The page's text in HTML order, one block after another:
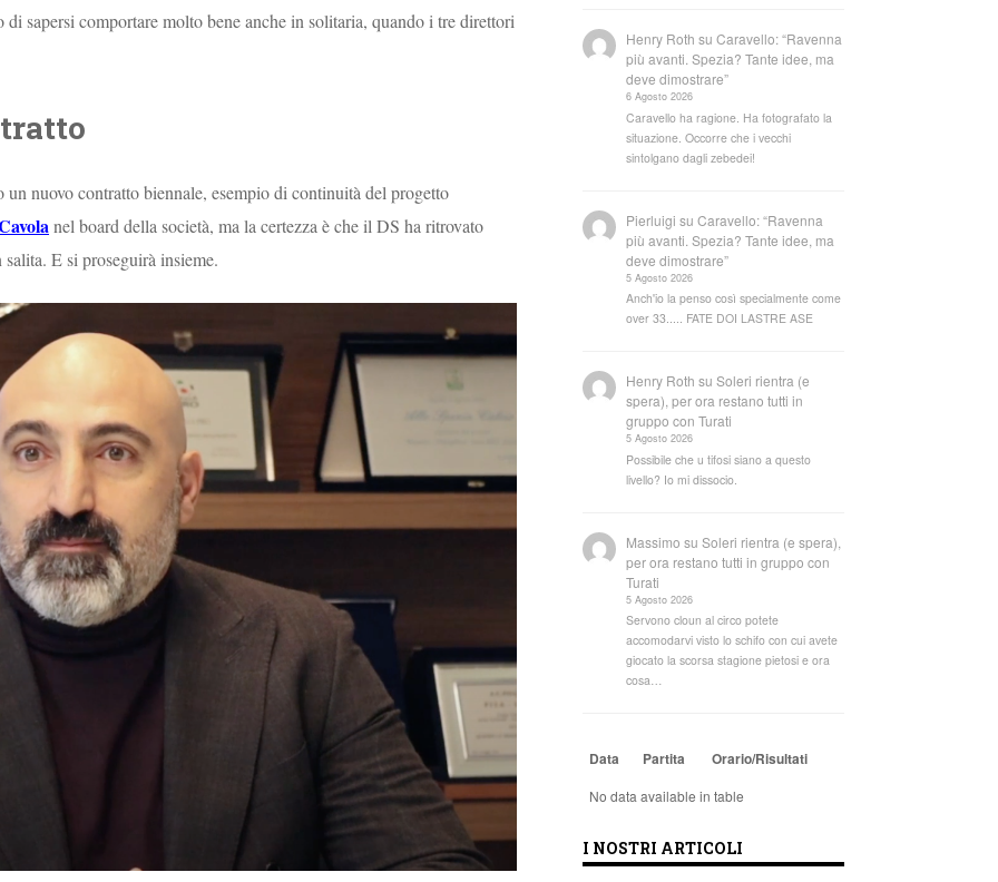
sapersi comportare molto bene anche in solitaria, quando i tre direttori
nuovo contratto biennale, esempio di continuità del progetto
nel board della società, ma la certezza è che il DS ha ritrovato
E si proseguirà insieme.
Henry Roth suCaravello: “Ravenna
più avanti. Spezia? Tante idee, ma
deve dimostrare”
6 Agosto 2026
Caravello ha ragione. Ha fotografato la
situazione. Occorre che i vecchi
sintolgano dagli zebedei!
Pierluigi suCaravello: “Ravenna
più avanti. Spezia? Tante idee, ma
deve dimostrare”
5 Agosto 2026
Anch'io la penso così specialmente come
over 33..... FATE DOI LASTRE ASE
Henry Roth suSoleri rientra (e
spera), per ora restano tutti in
gruppo con Turati
5 Agosto 2026
Possibile che u tifosi siano a questo
livello? Io mi dissocio.
Massimo suSoleri rientra (e spera),
per ora restano tutti in gruppo con
Turati
5 Agosto 2026
Servono cloun al circo potete
accomodarvi visto lo schifo con cui avete
giocato la scorsa stagione pietosi e ora
cosa…
Data Partita Orario/Risultati
No data available in table
I NOSTRI ARTICOLI